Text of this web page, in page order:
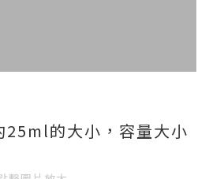
25ml的大小，容量大小